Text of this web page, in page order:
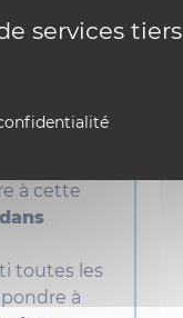
services tiers
mur.
procédez
du
à cette
toutes les
à